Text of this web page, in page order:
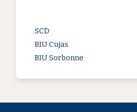
SCD
BIU Cujas
BIU Sorbonne